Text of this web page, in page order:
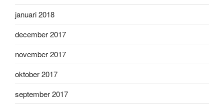
januari 2018
december 2017
november 2017
oktober 2017
september 2017